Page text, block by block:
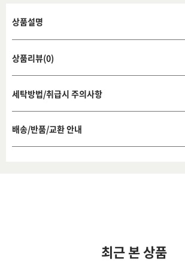
상품설명
상품리뷰(0)
세탁방법/취급시 주의사항
배송/반품/교환 안내
최근 본 상품